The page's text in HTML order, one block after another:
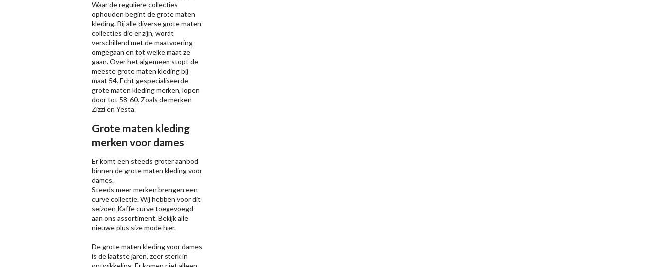
Waar de reguliere collecties
ophouden begint de grote maten
kleding. Bij alle diverse grote maten
collecties die er zijn, wordt
verschillend met de maatvoering
omgegaan en tot welke maat ze
gaan. Over het algemeen stopt de
meeste grote maten kleding bij
maat 54. Echt gespecialiseerde
grote maten kleding merken, lopen
door tot 58-60. Zoals de merken
Zizzien Yesta.
Grote maten kleding
merken voor dames
Er komt een steeds groter aanbod
binnen de grote maten kleding voor
dames.
Steeds meer merken brengen een
curve collectie. Wij hebben voor dit
seizoen Kaffecurve toegevoegd
aan ons assortiment. Bekijk alle
nieuweplus size modehier.
De grote maten kleding voor dames
is de laatste jaren, zeer sterk in
ontwikkeling. Er komen niet alleen